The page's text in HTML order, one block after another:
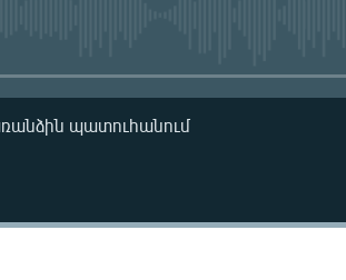
պատուհանում